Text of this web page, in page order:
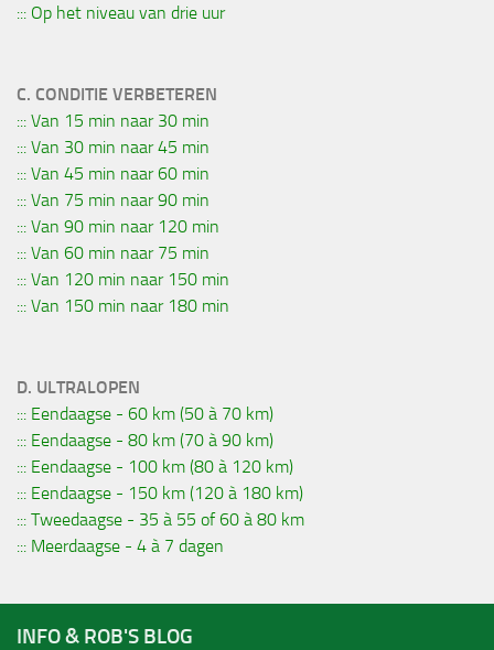
::: Op het niveau van drie uur
C. CONDITIE VERBETEREN
::: Van 15 min naar 30 min
::: Van 30 min naar 45 min
::: Van 45 min naar 60 min
::: Van 75 min naar 90 min
::: Van 90 min naar 120 min
::: Van 60 min naar 75 min
::: Van 120 min naar 150 min
::: Van 150 min naar 180 min
D. ULTRALOPEN
::: Eendaagse - 60 km (50 à 70 km)
::: Eendaagse - 80 km (70 à 90 km)
::: Eendaagse - 100 km (80 à 120 km)
::: Eendaagse - 150 km (120 à 180 km)
::: Tweedaagse - 35 à 55 of 60 à 80 km
::: Meerdaagse - 4 à 7 dagen
INFO & ROB'S BLOG